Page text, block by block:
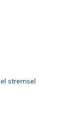
stremsel